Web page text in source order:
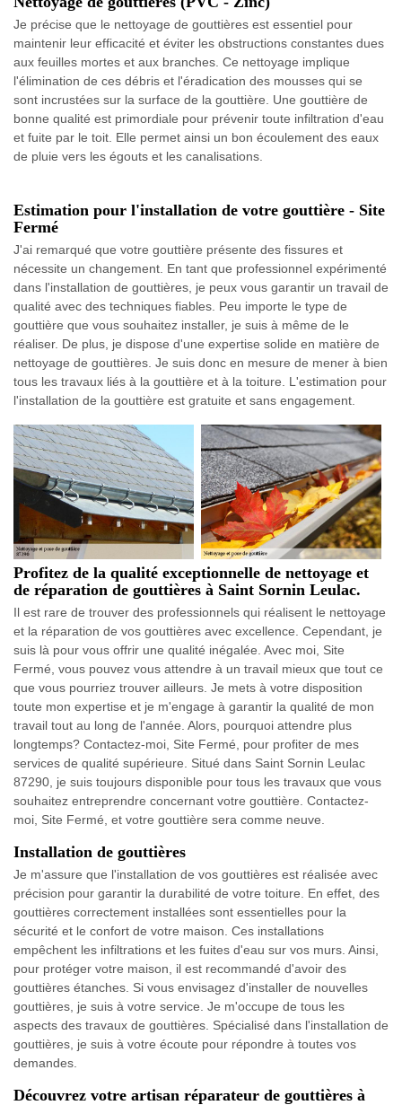
Je précise que le nettoyage de gouttières est essentiel pour
maintenir leur efficacité et éviter les obstructions constantes dues
aux feuilles mortes et aux branches. Ce nettoyage implique
l'élimination de ces débris et l'éradication des mousses qui se
sont incrustées sur la surface de la gouttière. Une gouttière de
bonne qualité est primordiale pour prévenir toute infiltration d'eau
et fuite par le toit. Elle permet ainsi un bon écoulement des eaux
de pluie vers les égouts et les canalisations.
Estimation pour l'installation de votre gouttière - Site
Fermé
J'ai remarqué que votre gouttière présente des fissures et
nécessite un changement. En tant que professionnel expérimenté
dans l'installation de gouttières, je peux vous garantir un travail de
qualité avec des techniques fiables. Peu importe le type de
gouttière que vous souhaitez installer, je suis à même de le
réaliser. De plus, je dispose d'une expertise solide en matière de
nettoyage de gouttières. Je suis donc en mesure de mener à bien
tous les travaux liés à la gouttière et à la toiture. L'estimation pour
l'installation de la gouttière est gratuite et sans engagement.
Profitez de la qualité exceptionnelle de nettoyage et
de réparation de gouttières à Saint Sornin Leulac.
Il est rare de trouver des professionnels qui réalisent le nettoyage
et la réparation de vos gouttières avec excellence. Cependant, je
suis là pour vous offrir une qualité inégalée. Avec moi, Site
Fermé, vous pouvez vous attendre à un travail mieux que tout ce
que vous pourriez trouver ailleurs. Je mets à votre disposition
toute mon expertise et je m'engage à garantir la qualité de mon
travail tout au long de l'année. Alors, pourquoi attendre plus
longtemps? Contactez-moi, Site Fermé, pour profiter de mes
services de qualité supérieure. Situé dans Saint Sornin Leulac
87290, je suis toujours disponible pour tous les travaux que vous
souhaitez entreprendre concernant votre gouttière. Contactez-
moi, Site Fermé, et votre gouttière sera comme neuve.
Installation de gouttières
Je m'assure que l'installation de vos gouttières est réalisée avec
précision pour garantir la durabilité de votre toiture. En effet, des
gouttières correctement installées sont essentielles pour la
sécurité et le confort de votre maison. Ces installations
empêchent les infiltrations et les fuites d'eau sur vos murs. Ainsi,
pour protéger votre maison, il est recommandé d'avoir des
gouttières étanches. Si vous envisagez d'installer de nouvelles
gouttières, je suis à votre service. Je m'occupe de tous les
aspects des travaux de gouttières. Spécialisé dans l'installation de
gouttières, je suis à votre écoute pour répondre à toutes vos
demandes.
Découvrez votre artisan réparateur de gouttières à